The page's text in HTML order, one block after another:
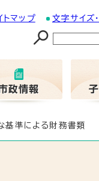
トマップ 文字サイズ
基準による財務書類